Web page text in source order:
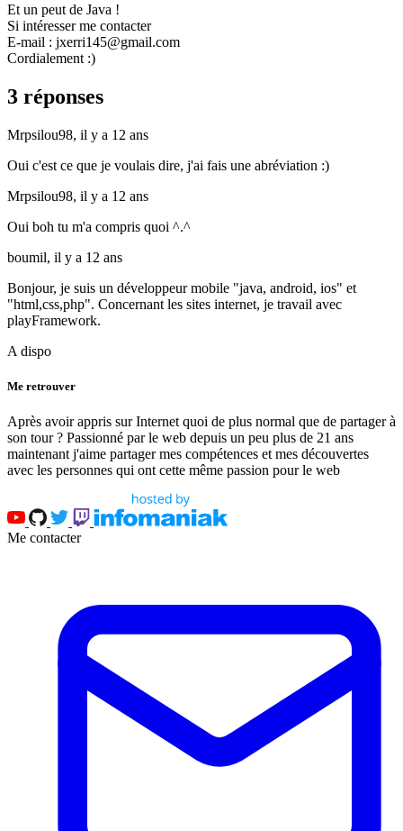
Et un peut de Java !
Si intéresser me contacter
E-mail : jxerri145@gmail.com
Cordialement :)
3 réponses
Mrpsilou98, il y a 12 ans
Oui c'est ce que je voulais dire, j'ai fais une abréviation :)
Mrpsilou98, il y a 12 ans
Oui boh tu m'a compris quoi ^.^
boumil, il y a 12 ans
Bonjour, je suis un développeur mobile "java, android, ios" et
"html,css,php". Concernant les sites internet, je travail avec
playFramework.
A dispo
Me retrouver
Après avoir appris sur Internet quoi de plus normal que de partager à
son tour ? Passionné par le web depuis un peu plus de 21 ans
maintenant j'aime partager mes compétences et mes découvertes
avec les personnes qui ont cette même passion pour le web
Me contacter